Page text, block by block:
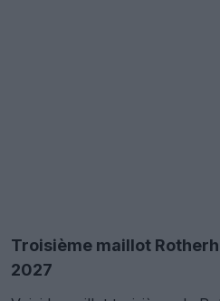
Troisième maillot
2027